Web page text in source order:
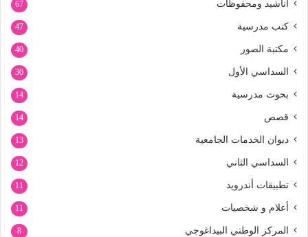
أناشيد ومحفوظات 67
كتب مدرسية 47
مكتبة الصور 40
السداسي الأول 30
بحوث مدرسية 14
قصص 14
ديوان الخدمات الجامعية 13
السداسي الثاني 12
تطبيقات أندرويد 11
أعلام و شخصيات 11
المركز الوطني البيداغوجي 8